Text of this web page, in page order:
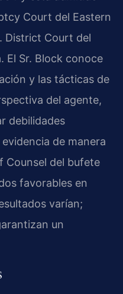
Court del Eastern
District Court del
El Sr. Block conoce
y las tácticas de
del agente,
debilidades
de manera
Counsel del bufete
favorables en
varían;
un